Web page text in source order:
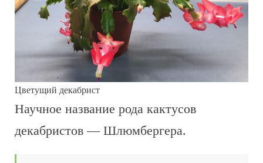
Цветущий декабрист
Научное название рода кактусов
декабристов — Шлюмбергера.